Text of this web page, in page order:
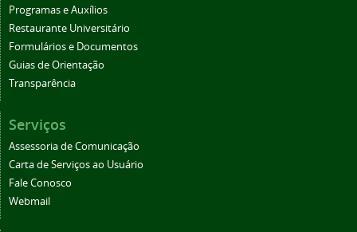
Programas e Auxílios
Restaurante Universitário
Formulários e Documentos
Guias de Orientação
Transparência
Serviços
Assessoria de Comunicação
Carta de Serviços ao Usuário
Fale Conosco
Webmail